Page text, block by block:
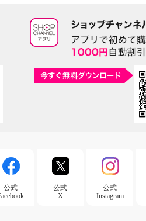
公式
公式
X
公式
Instagram